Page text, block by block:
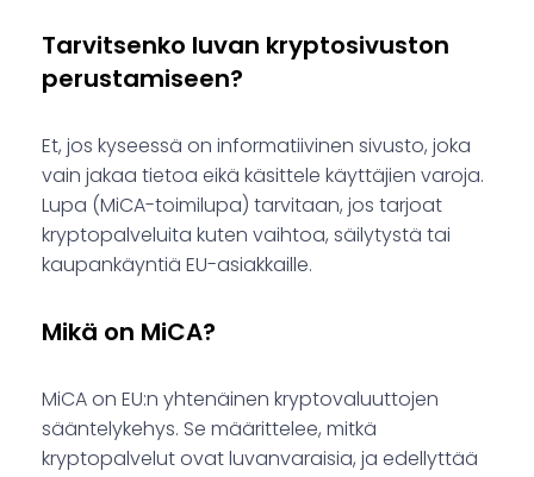
Tarvitsenko luvan kryptosivuston
perustamiseen?
Et, jos kyseessä on informatiivinen sivusto, joka
vain jakaa tietoa eikä käsittele käyttäjien varoja.
Lupa (MiCA-toimilupa) tarvitaan, jos tarjoat
kryptopalveluita kuten vaihtoa, säilytystä tai
kaupankäyntiä EU-asiakkaille.
Mikä on MiCA?
MiCA on EU:n yhtenäinen kryptovaluuttojen
sääntelykehys. Se määrittelee, mitkä
kryptopalvelut ovat luvanvaraisia, ja edellyttää